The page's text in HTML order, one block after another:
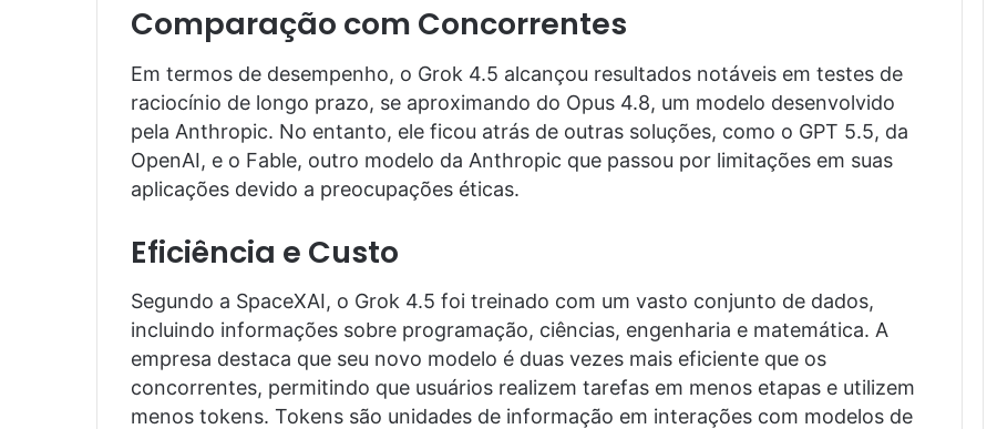
Comparação com Concorrentes
Em termos de desempenho, o Grok 4.5 alcançou resultados notáveis em testes de
raciocínio de longo prazo, se aproximando do Opus 4.8, um modelo desenvolvido
pela Anthropic. No entanto, ele ficou atrás de outras soluções, como o GPT 5.5, da
OpenAI, e o Fable, outro modelo da Anthropic que passou por limitações em suas
aplicações devido a preocupações éticas.
Eficiência e Custo
Segundo a SpaceXAI, o Grok 4.5 foi treinado com um vasto conjunto de dados,
incluindo informações sobre programação, ciências, engenharia e matemática. A
empresa destaca que seu novo modelo é duas vezes mais eficiente que os
concorrentes, permitindo que usuários realizem tarefas em menos etapas e utilizem
menos tokens. Tokens são unidades de informação em interações com modelos de